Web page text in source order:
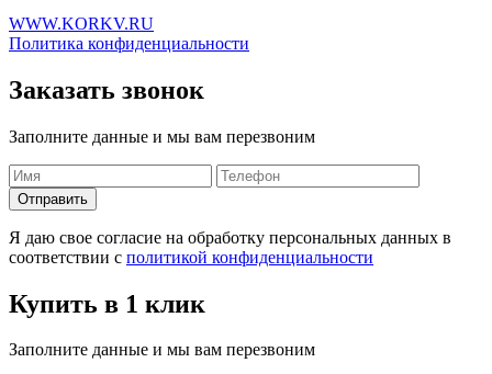
WWW.KORKV.RU
Политика конфиденциальности
Заказать звонок
Заполните данные и мы вам перезвоним
Я даю свое согласие на обработку персональных данных в
соответствии с политикой конфиденциальности
Купить в 1 клик
Заполните данные и мы вам перезвоним